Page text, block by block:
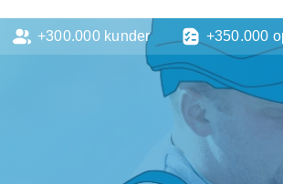
Affaldsfjernelse
Afhentning af
Anlæg af terrasse
Cykel reparation
Flyttehjælp
Gulvlaminering
+300.000 kunder +350.000